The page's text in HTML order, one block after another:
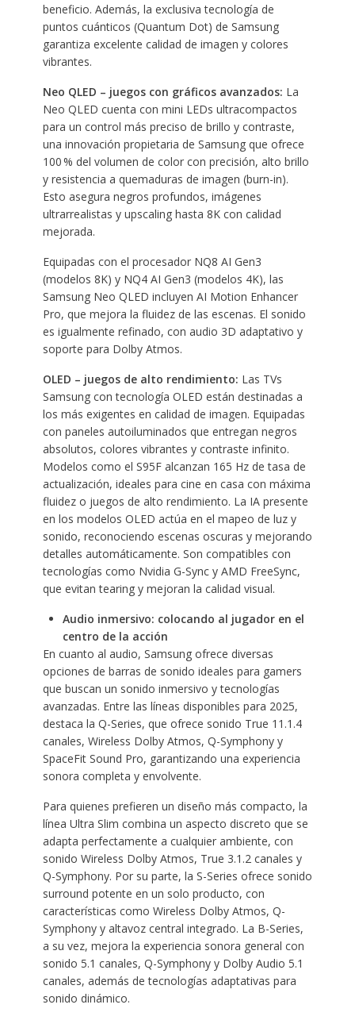
beneficio. Además, la exclusiva tecnología de
puntos cuánticos (Quantum Dot) de Samsung
garantiza excelente calidad de imagen y colores
vibrantes.
Neo QLED – juegos con gráficos avanzados: La
Neo QLED cuenta con mini LEDs ultracompactos
para un control más preciso de brillo y contraste,
una innovación propietaria de Samsung que ofrece
100 % del volumen de color con precisión, alto brillo
y resistencia a quemaduras de imagen (burn-in).
Esto asegura negros profundos, imágenes
ultrarrealistas y upscaling hasta 8K con calidad
mejorada.
Equipadas con el procesador NQ8 AI Gen3
(modelos 8K) y NQ4 AI Gen3 (modelos 4K), las
Samsung Neo QLED incluyen AI Motion Enhancer
Pro, que mejora la fluidez de las escenas. El sonido
es igualmente refinado, con audio 3D adaptativo y
soporte para Dolby Atmos.
OLED – juegos de alto rendimiento: Las TVs
Samsung con tecnología OLED están destinadas a
los más exigentes en calidad de imagen. Equipadas
con paneles autoiluminados que entregan negros
absolutos, colores vibrantes y contraste infinito.
Modelos como el S95F alcanzan 165 Hz de tasa de
actualización, ideales para cine en casa con máxima
fluidez o juegos de alto rendimiento. La IA presente
en los modelos OLED actúa en el mapeo de luz y
sonido, reconociendo escenas oscuras y mejorando
detalles automáticamente. Son compatibles con
tecnologías como Nvidia G-Sync y AMD FreeSync,
que evitan tearing y mejoran la calidad visual.
Audio inmersivo: colocando al jugador en el
centro de la acción
En cuanto al audio, Samsung ofrece diversas
opciones de barras de sonido ideales para gamers
que buscan un sonido inmersivo y tecnologías
avanzadas. Entre las líneas disponibles para 2025,
destaca la Q-Series, que ofrece sonido True 11.1.4
canales, Wireless Dolby Atmos, Q-Symphony y
SpaceFit Sound Pro, garantizando una experiencia
sonora completa y envolvente.
Para quienes prefieren un diseño más compacto, la
línea Ultra Slim combina un aspecto discreto que se
adapta perfectamente a cualquier ambiente, con
sonido Wireless Dolby Atmos, True 3.1.2 canales y
Q-Symphony. Por su parte, la S-Series ofrece sonido
surround potente en un solo producto, con
características como Wireless Dolby Atmos, Q-
Symphony y altavoz central integrado. La B-Series,
a su vez, mejora la experiencia sonora general con
sonido 5.1 canales, Q-Symphony y Dolby Audio 5.1
canales, además de tecnologías adaptativas para
sonido dinámico.